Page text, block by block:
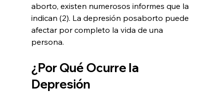
aborto, existen numerosos informes que la
indican (2). La depresión posaborto puede
afectar por completo la vida de una
persona.
¿Por Qué Ocurre la
Depresión